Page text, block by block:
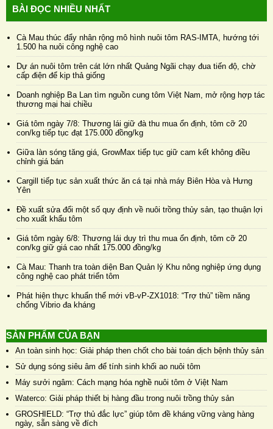
BÀI ĐỌC NHIỀU NHẤT
Cà Mau thúc đẩy nhân rộng mô hình nuôi tôm RAS-IMTA, hướng tới
1.500 ha nuôi công nghệ cao
Dự án nuôi tôm trên cát lớn nhất Quảng Ngãi chạy đua tiến độ, chờ
cấp điện để kịp thả giống
Doanh nghiệp Ba Lan tìm nguồn cung tôm Việt Nam, mở rộng hợp tác
thương mại hai chiều
Giá tôm ngày 7/8: Thương lái giữ đà thu mua ổn định, tôm cỡ 20
con/kg tiếp tục đạt 175.000 đồng/kg
Giữa làn sóng tăng giá, GrowMax tiếp tục giữ cam kết không điều
chỉnh giá bán
Cargill tiếp tục sản xuất thức ăn cá tại nhà máy Biên Hòa và Hưng
Yên
Đề xuất sửa đổi một số quy định về nuôi trồng thủy sản, tạo thuận lợi
cho xuất khẩu tôm
Giá tôm ngày 6/8: Thương lái duy trì thu mua ổn định, tôm cỡ 20
con/kg giữ giá cao nhất 175.000 đồng/kg
Cà Mau: Thanh tra toàn diện Ban Quản lý Khu nông nghiệp ứng dụng
công nghệ cao phát triển tôm
Phát hiện thực khuẩn thể mới vB-vP-ZX1018: “Trợ thủ” tiềm năng
chống Vibrio đa kháng
SẢN PHẨM CỦA BẠN
An toàn sinh học: Giải pháp then chốt cho bài toán dịch bệnh thủy sản
Sử dụng sóng siêu âm để tính sinh khối ao nuôi tôm
Máy sưởi ngâm: Cách mạng hóa nghề nuôi tôm ở Việt Nam
Waterco: Giải pháp thiết bị hàng đầu trong nuôi trồng thủy sản
GROSHIELD: “Trợ thủ đắc lực” giúp tôm đề kháng vững vàng hàng
ngày, sẵn sàng về đích